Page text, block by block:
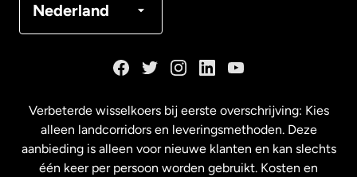
Nederland
Maleisië
Verbeterde wisselkoers bij eerste overschrijving: Kies
alleen landcorridors en leveringsmethoden. Deze
aanbieding is alleen voor nieuwe klanten en kan slechts
één keer per persoon worden gebruikt. Kosten en